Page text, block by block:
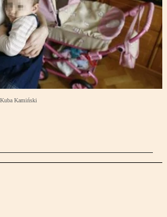
Kamiński